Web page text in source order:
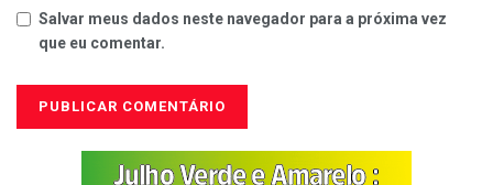
Salvar meus dados neste navegador para a próxima vez
que eu comentar.